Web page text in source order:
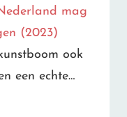
mag
(2023)
ook
een echte…